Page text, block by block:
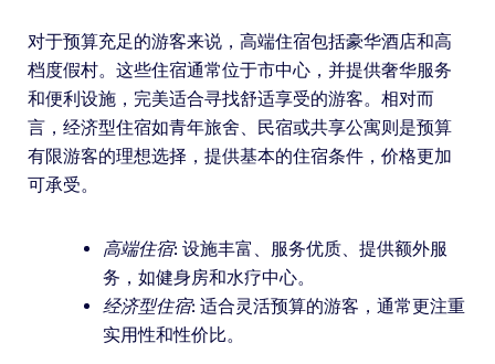
对于预算充足的游客来说，高端住宿包括豪华酒店和高
档度假村。这些住宿通常位于市中心，并提供奢华服务
和便利设施，完美适合寻找舒适享受的游客。相对而
言，经济型住宿如青年旅舍、民宿或共享公寓则是预算
有限游客的理想选择，提供基本的住宿条件，价格更加
可承受。
高端住宿: 设施丰富、服务优质、提供额外服
务，如健身房和水疗中心。
经济型住宿: 适合灵活预算的游客，通常更注重
实用性和性价比。